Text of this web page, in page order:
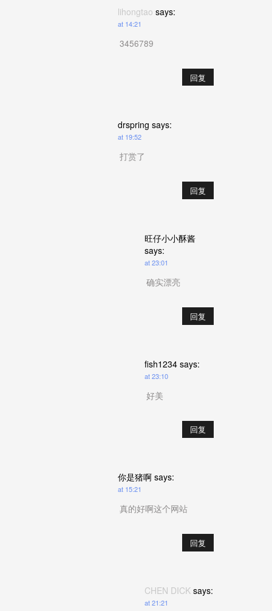
lihongtao says:
at 14:21
3456789
回复
drspring says:
at 19:52
打赏了
回复
旺仔小小酥酱
says:
at 23:01
确实漂亮
回复
fish1234 says:
at 23:10
好美
回复
你是猪啊 says:
at 15:21
真的好啊这个网站
回复
CHEN DICK says:
at 21:21